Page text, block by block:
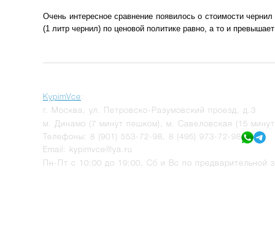
Очень интересное сравнение появилось о стоимости
(1 литр чернил) по ценовой политике равно, а то и
KypimVce:
г.
Москва
ул. Петровско-Разумовский проезд, д.3
м. Динамо (7 минут пешком), м. Савеловская (15
Телефоны: 8 (901) 553-72-98
8 (495) 973-72-98
Email: kypimvce@ya.ru
Пн-Пт с 10:00 до 19:00, Сб и Вс по предварительной